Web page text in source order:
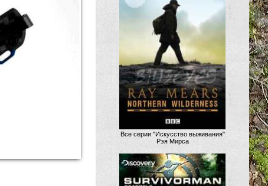
Все серии "Искусство выживания"
Рэя Мирса